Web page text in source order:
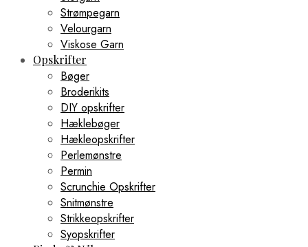
Strømpegarn
Velourgarn
Viskose Garn
Opskrifter
Bøger
Broderikits
DIY opskrifter
Hæklebøger
Hækleopskrifter
Perlemønstre
Permin
Scrunchie Opskrifter
Snitmønstre
Strikkeopskrifter
Syopskrifter